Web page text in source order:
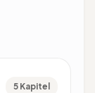
5 Kapitel